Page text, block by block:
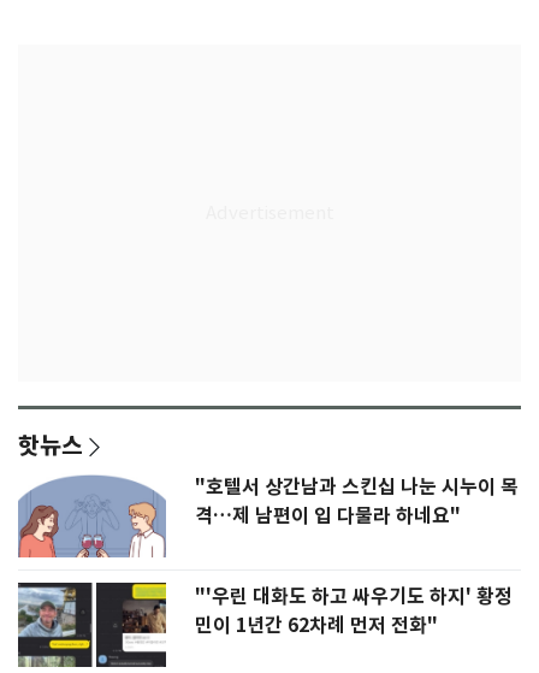
핫뉴스
"호텔서 상간남과 스킨십 나눈 시누이 목
격…제 남편이 입 다물라 하네요"
"'우린 대화도 하고 싸우기도 하지' 황정
민이 1년간 62차례 먼저 전화"